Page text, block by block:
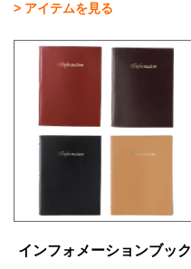
> アイテムを見る
インフォメーションブック